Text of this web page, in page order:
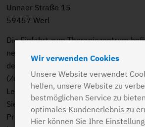
Unnaer Straße 15
59457 Werl
Die Einfahrt zum Therapiezentrum
neben dem Hauptportal des
dem Haus und auf der Rückseite des
(Zufahrt vom Kurfürstenring oder über
Lebensmittelmarktes) stehen
Sie zur Verfügung. Die Zugänge zum
Praxisräumen und den sanitären
Wir verwenden Cookies
Unsere Website verwendet
helfen, unsere Website zu
bestmöglichen Service zu
optimales Kundenerlebnis zu
Hier können Sie Ihre